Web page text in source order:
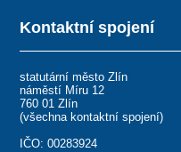
Kontaktní spojení
statutární město Zlín
náměstí Míru 12
760 01 Zlín
(všechna kontaktní spojení)
IČO: 00283924